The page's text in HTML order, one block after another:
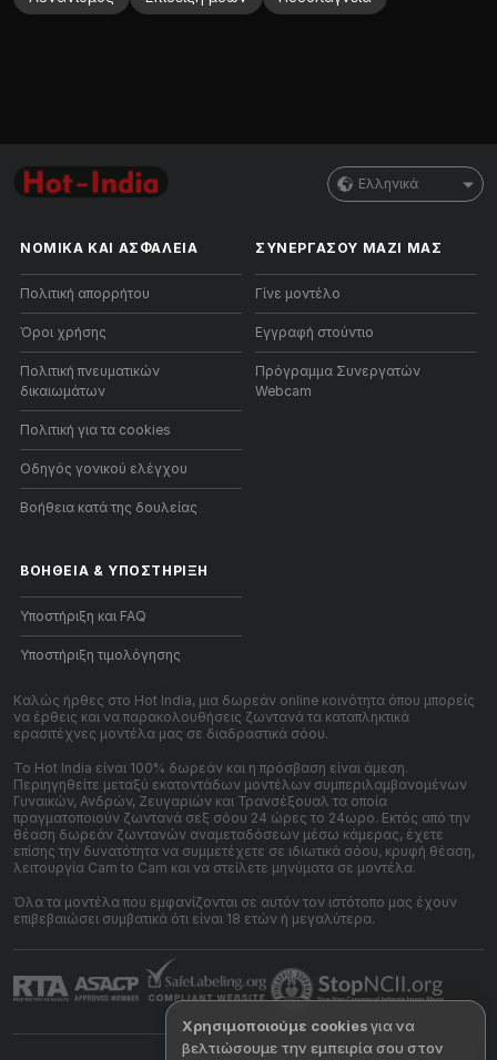
Ελληνικά
ΝΟΜΙΚΑ ΚΑΙ ΑΣΦΑΛΕΙΑ
Πολιτική απορρήτου
Όροι χρήσης
Πολιτική πνευματικών
δικαιωμάτων
Πολιτική για τα cookies
Οδηγός γονικού ελέγχου
Βοήθεια κατά της δουλείας
ΣΥΝΕΡΓΑΣΟΥ ΜΑΖΙ ΜΑΣ
Γίνε μοντέλο
Εγγραφή στούντιο
Πρόγραμμα Συνεργατών
Webcam
ΒΟΉΘΕΙΑ & ΥΠΟΣΤΉΡΙΞΗ
Υποστήριξη και FAQ
Υποστήριξη τιμολόγησης
Καλώς ήρθες στο Hot India, μια δωρεάν online κοινότητα όπου μπορείς
να έρθεις και να παρακολουθήσεις ζωντανά τα καταπληκτικά
ερασιτέχνες μοντέλα μας σε διαδραστικά σόου.
Το Hot India είναι 100% δωρεάν και η πρόσβαση είναι άμεση.
Περιηγηθείτε μεταξύ εκατοντάδων μοντέλων συμπεριλαμβανομένων
Γυναικών, Ανδρών, Ζευγαριών και Τρανσέξουαλ τα οποία
πραγματοποιούν ζωντανά σεξ σόου 24 ώρες το 24ωρο. Εκτός από την
θέαση δωρεάν ζωντανών αναμεταδόσεων μέσω κάμερας, έχετε
επίσης την δυνατότητα να συμμετέχετε σε ιδιωτικά σόου, κρυφή θέαση,
λειτουργία Cam to Cam και να στείλετε μηνύματα σε μοντέλα.
Όλα τα μοντέλα που εμφανίζονται σε αυτόν τον ιστότοπο μας έχουν
επιβεβαιώσει συμβατικά ότι είναι 18 ετών ή μεγαλύτερα.
Χρησιμοποιούμε cookiesγια να
βελτιώσουμε την εμπειρία σου στον